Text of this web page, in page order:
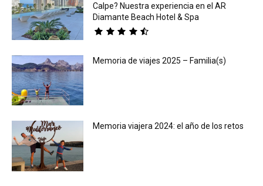
Calpe? Nuestra experiencia en el AR
Diamante Beach Hotel & Spa
Memoria de viajes 2025 – Familia(s)
Memoria viajera 2024: el año de los retos